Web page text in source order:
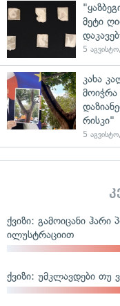
მეტი
5
კახა
რისკი"
5
ქვიზი: გამოიცანი
ილუსტრაციით
ქვიზი: უმკლავდები თუ